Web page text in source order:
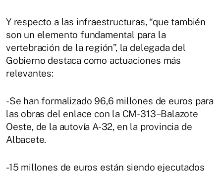
Y respecto a las infraestructuras, “que también
son un elemento fundamental para la
vertebración de la región”, la delegada del
Gobierno destaca como actuaciones más
relevantes:
-Se han formalizado 96,6 millones de euros para
las obras del enlace con la CM-313–Balazote
Oeste, de la autovía A-32, en la provincia de
Albacete.
-15 millones de euros están siendo ejecutados